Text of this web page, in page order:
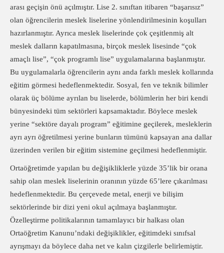
arası geçişin önü açılmıştır. Lise 2. sınıftan itibaren “başarısız”
olan öğrencilerin meslek liselerine yönlendirilmesinin koşulları
hazırlanmıştır. Ayrıca meslek liselerinde çok çeşitlenmiş alt
meslek dalların kapatılmasına, birçok meslek lisesinde “çok
amaçlı lise”, “çok programlı lise” uygulamalarına başlanmıştır.
Bu uygulamalarla öğrencilerin aynı anda farklı meslek kollarında
eğitim görmesi hedeflenmektedir. Sosyal, fen ve teknik bilimler
olarak üç bölüme ayrılan bu liselerde, bölümlerin her biri kendi
bünyesindeki tüm sektörleri kapsamaktadır. Böylece meslek
yerine “sektöre dayalı program” eğitimine geçilerek, mesleklerin
ayrı ayrı öğretilmesi yerine bunların tümünü kapsayan ana dallar
üzerinden verilen bir eğitim sistemine geçilmesi hedeflenmiştir.
Ortaöğretimde yapılan bu değişikliklerle yüzde 35’lik bir orana
sahip olan meslek liselerinin oranının yüzde 65’lere çıkarılması
hedeflenmektedir. Bu çerçevede metal, enerji ve bilişim
sektörlerinde bir dizi yeni okul açılmaya başlanmıştır.
Özelleştirme politikalarının tamamlayıcı bir halkası olan
Ortaöğretim Kanunu’ndaki değişiklikler, eğitimdeki sınıfsal
ayrışmayı da böylece daha net ve kalın çizgilerle belirlemiştir.